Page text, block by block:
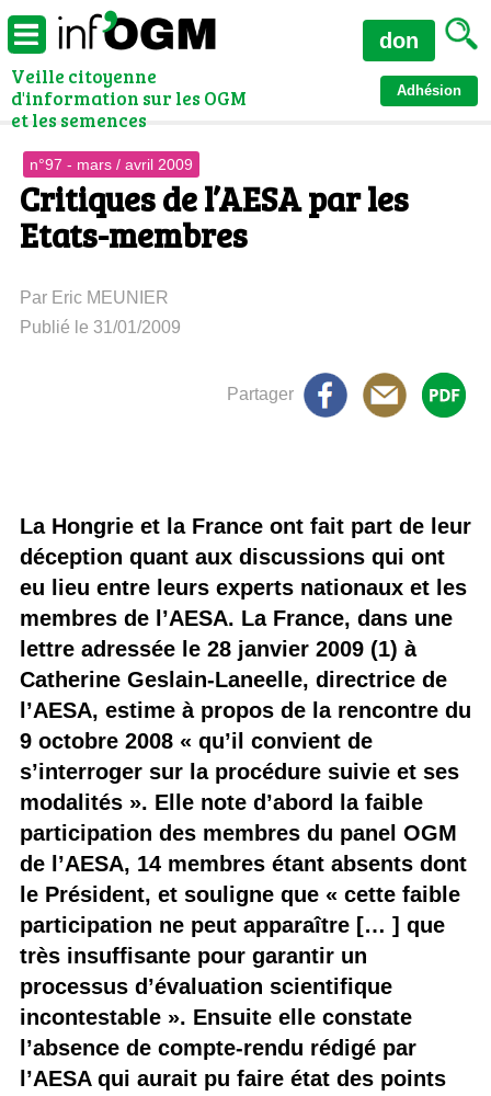
Veille citoyenne
d'information sur les OGM
et les semences
Adhésion
don
n°97 - mars / avril 2009
Critiques de l’AESA par les
Etats-membres
Par Eric MEUNIER
Publié le 31/01/2009
Partager
La Hongrie et la France ont fait part de leur
déception quant aux discussions qui ont
eu lieu entre leurs experts nationaux et les
membres de l’AESA. La France, dans une
lettre adressée le 28 janvier 2009 (1) à
Catherine Geslain-Laneelle, directrice de
l’AESA, estime à propos de la rencontre du
9 octobre 2008 « qu’il convient de
s’interroger sur la procédure suivie et ses
modalités ». Elle note d’abord la faible
participation des membres du panel OGM
de l’AESA, 14 membres étant absents dont
le Président, et souligne que « cette faible
participation ne peut apparaître [… ] que
très insuffisante pour garantir un
processus d’évaluation scientifique
incontestable ». Ensuite elle constate
l’absence de compte-rendu rédigé par
l’AESA qui aurait pu faire état des points